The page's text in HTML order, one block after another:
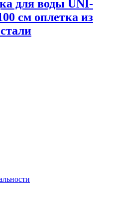
для воды UNI-
см оплетка из